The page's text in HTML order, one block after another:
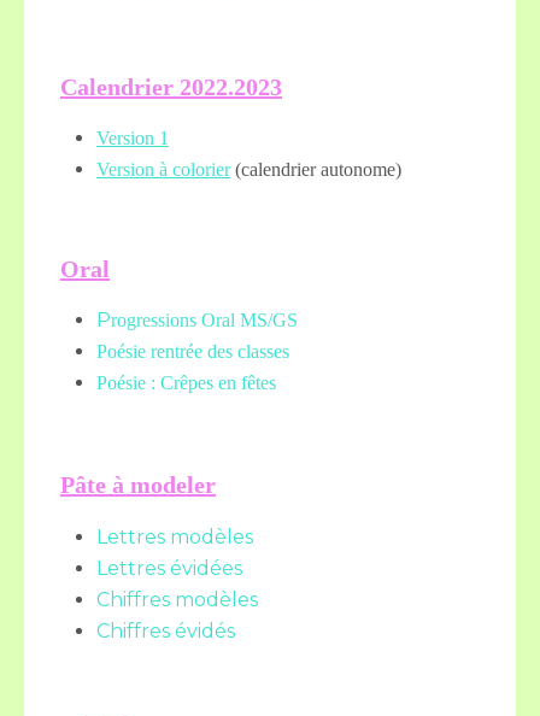
Calendrier 2022.2023
Version 1
Version à colorier(calendrier autonome)
Oral
Progressions Oral MS/GS
Poésie rentrée des classes
Poésie : Crêpes en fêtes
Pâte à modeler
Lettres modèles
Lettres évidées
Chiffres modèles
Chiffres évidés